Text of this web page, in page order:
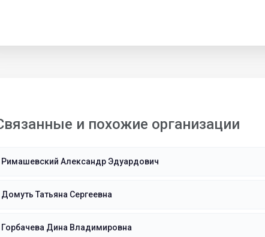
и похожие организации
Александр Эдуардович
Татьяна Сергеевна
Дина Владимировна